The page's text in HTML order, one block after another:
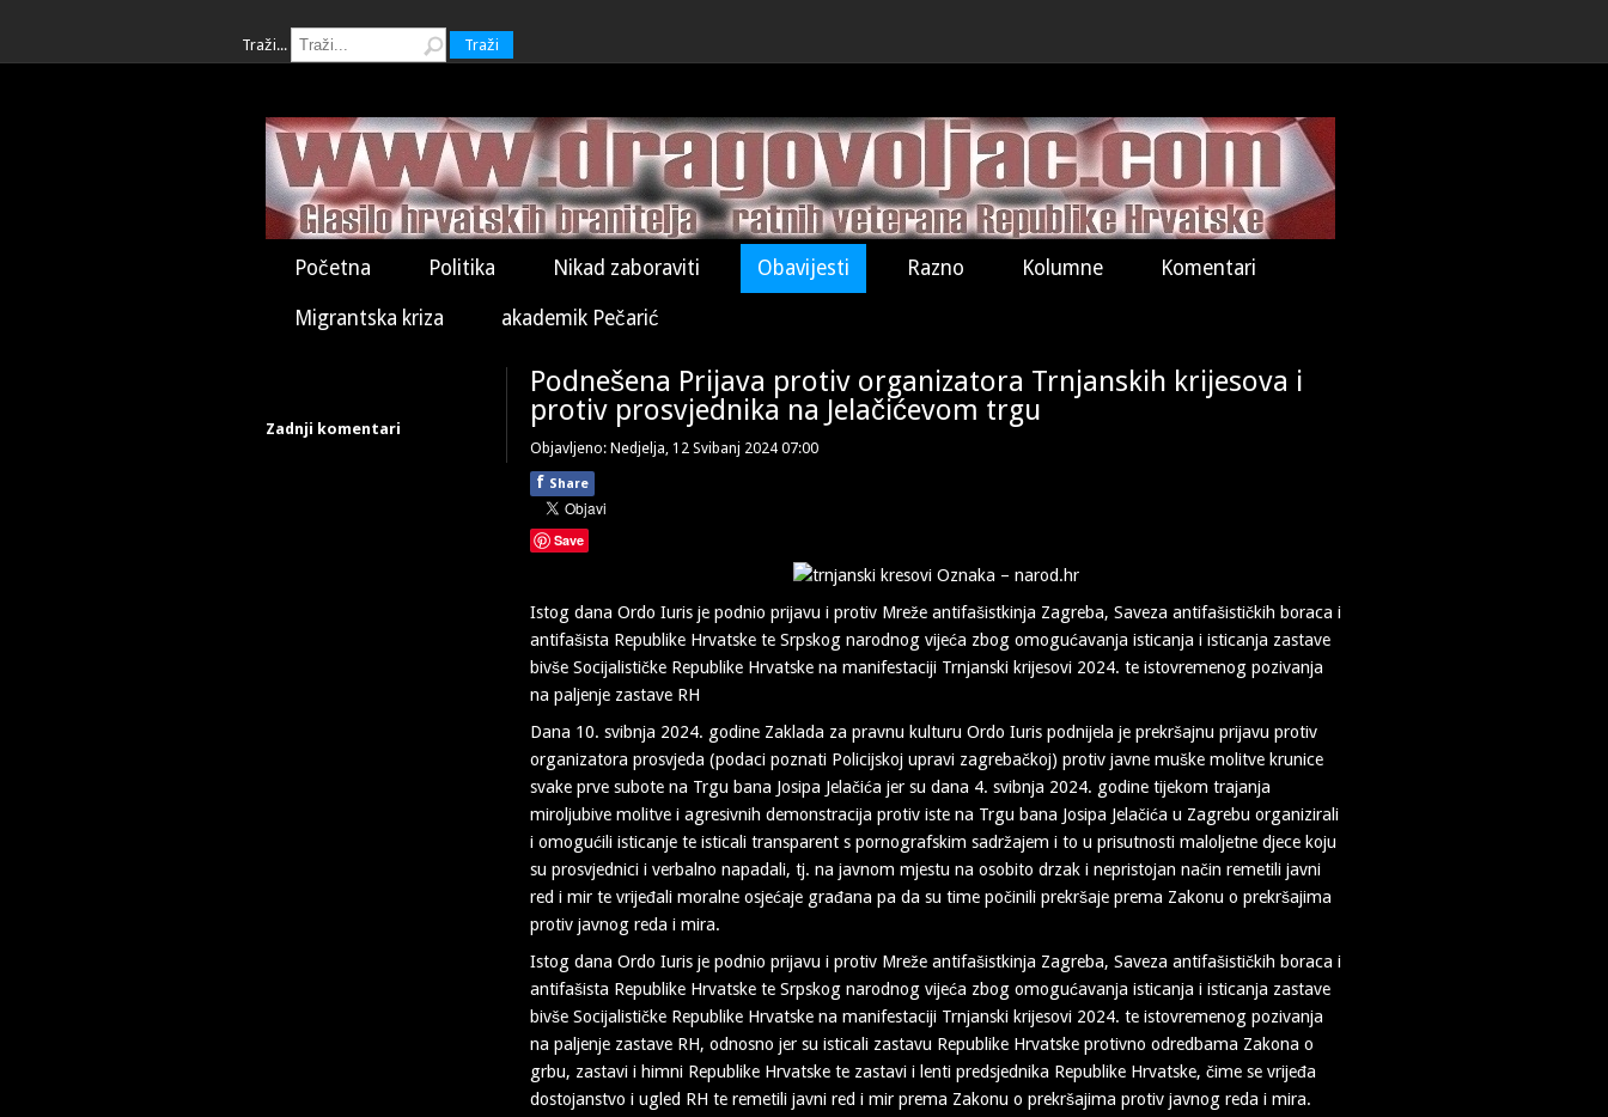
Traži... Traži
Početna Politika Nikad zaboraviti Obavijesti Razno Kolumne Komentari
Migrantska kriza akademik Pečarić
Zadnji komentari
Podnešena Prijava protiv organizatora Trnjanskih krijesova i
protiv prosvjednika na Jelačićevom trgu
Objavljeno: Nedjelja, 12 Svibanj 2024 07:00
f Share
Save
Istog dana Ordo Iuris je podnio prijavu i protiv Mreže antifašistkinja Zagreba, Saveza antifašističkih boraca i
antifašista Republike Hrvatske te Srpskog narodnog vijeća zbog omogućavanja isticanja i isticanja zastave
bivše Socijalističke Republike Hrvatske na manifestaciji Trnjanski krijesovi 2024. te istovremenog pozivanja
na paljenje zastave RH
Dana 10. svibnja 2024. godine Zaklada za pravnu kulturu Ordo Iuris podnijela je prekršajnu prijavu protiv
organizatora prosvjeda (podaci poznati Policijskoj upravi zagrebačkoj) protiv javne muške molitve krunice
svake prve subote na Trgu bana Josipa Jelačića jer su dana 4. svibnja 2024. godine tijekom trajanja
miroljubive molitve i agresivnih demonstracija protiv iste na Trgu bana Josipa Jelačića u Zagrebu organizirali
i omogućili isticanje te isticali transparent s pornografskim sadržajem i to u prisutnosti maloljetne djece koju
su prosvjednici i verbalno napadali, tj. na javnom mjestu na osobito drzak i nepristojan način remetili javni
red i mir te vrijeđali moralne osjećaje građana pa da su time počinili prekršaje prema Zakonu o prekršajima
protiv javnog reda i mira.
Istog dana Ordo Iuris je podnio prijavu i protiv Mreže antifašistkinja Zagreba, Saveza antifašističkih boraca i
antifašista Republike Hrvatske te Srpskog narodnog vijeća zbog omogućavanja isticanja i isticanja zastave
bivše Socijalističke Republike Hrvatske na manifestaciji Trnjanski krijesovi 2024. te istovremenog pozivanja
na paljenje zastave RH, odnosno jer su isticali zastavu Republike Hrvatske protivno odredbama Zakona o
grbu, zastavi i himni Republike Hrvatske te zastavi i lenti predsjednika Republike Hrvatske, čime se vrijeđa
dostojanstvo i ugled RH te remetili javni red i mir prema Zakonu o prekršajima protiv javnog reda i mira.